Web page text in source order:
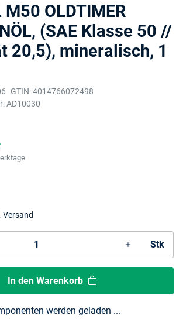
M50 OLDTIMER
(SAE Klasse 50 //
20,5), mineralisch, 1
GTIN:4014766072498
AD10030
Versand
Stk
In den Warenkorb
werden geladen ...